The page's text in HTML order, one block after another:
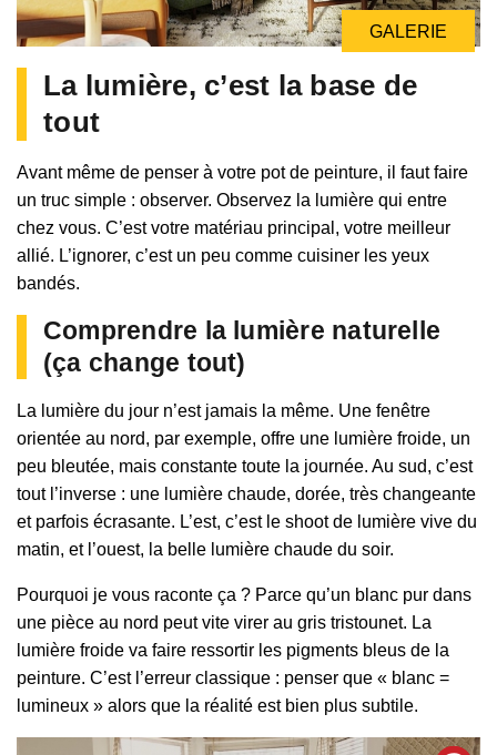
GALERIE
La lumière, c’est la base de
tout
Avant même de penser à votre pot de peinture, il faut faire
un truc simple : observer. Observez la lumière qui entre
chez vous. C’est votre matériau principal, votre meilleur
allié. L’ignorer, c’est un peu comme cuisiner les yeux
bandés.
Comprendre la lumière naturelle
(ça change tout)
La lumière du jour n’est jamais la même. Une fenêtre
orientée au nord, par exemple, offre une lumière froide, un
peu bleutée, mais constante toute la journée. Au sud, c’est
tout l’inverse : une lumière chaude, dorée, très changeante
et parfois écrasante. L’est, c’est le shoot de lumière vive du
matin, et l’ouest, la belle lumière chaude du soir.
Pourquoi je vous raconte ça ? Parce qu’un blanc pur dans
une pièce au nord peut vite virer au gris tristounet. La
lumière froide va faire ressortir les pigments bleus de la
peinture. C’est l’erreur classique : penser que « blanc =
lumineux » alors que la réalité est bien plus subtile.